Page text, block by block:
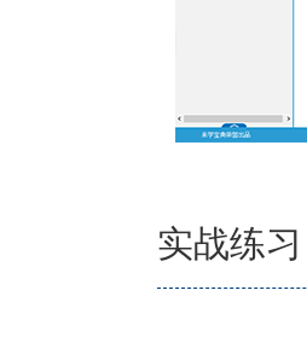
实战练习